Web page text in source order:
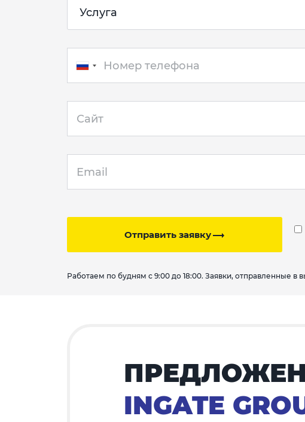
Отправить заявку
Работаем по будням с 9:00 до 18:00. Заявки, отправленные
INGATE